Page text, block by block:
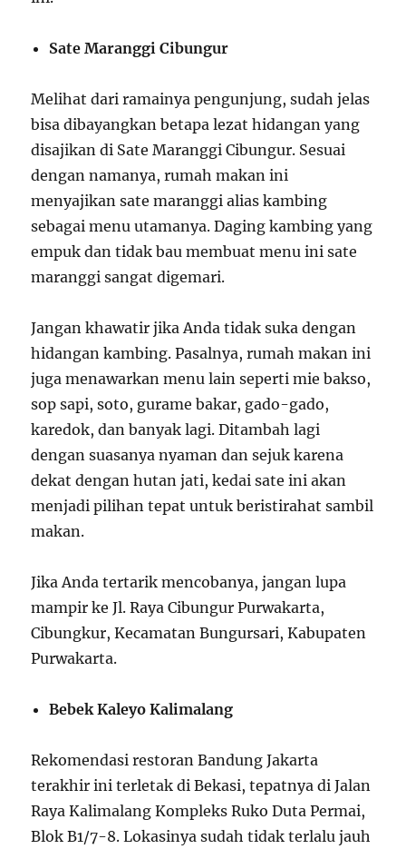
Sate Maranggi Cibungur
Melihat dari ramainya pengunjung, sudah jelas
bisa dibayangkan betapa lezat hidangan yang
disajikan di Sate Maranggi Cibungur. Sesuai
dengan namanya, rumah makan ini
menyajikan sate maranggi alias kambing
sebagai menu utamanya. Daging kambing yang
empuk dan tidak bau membuat menu ini sate
maranggi sangat digemari.
Jangan khawatir jika Anda tidak suka dengan
hidangan kambing. Pasalnya, rumah makan ini
juga menawarkan menu lain seperti mie bakso,
sop sapi, soto, gurame bakar, gado-gado,
karedok, dan banyak lagi. Ditambah lagi
dengan suasanya nyaman dan sejuk karena
dekat dengan hutan jati, kedai sate ini akan
menjadi pilihan tepat untuk beristirahat sambil
makan.
Jika Anda tertarik mencobanya, jangan lupa
mampir ke Jl. Raya Cibungur Purwakarta,
Cibungkur, Kecamatan Bungursari, Kabupaten
Purwakarta.
Bebek Kaleyo Kalimalang
Rekomendasi restoran Bandung Jakarta
terakhir ini terletak di Bekasi, tepatnya di Jalan
Raya Kalimalang Kompleks Ruko Duta Permai,
Blok B1/7-8. Lokasinya sudah tidak terlalu jauh